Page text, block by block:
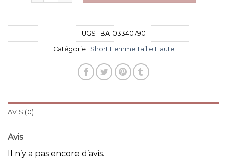
UGS : BA-03340790
Catégorie : Short Femme Taille Haute
AVIS (0)
Avis
Il n’y a pas encore d’avis.